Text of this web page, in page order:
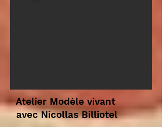
Atelier Modèle vivant
avec Nicollas Billiotel